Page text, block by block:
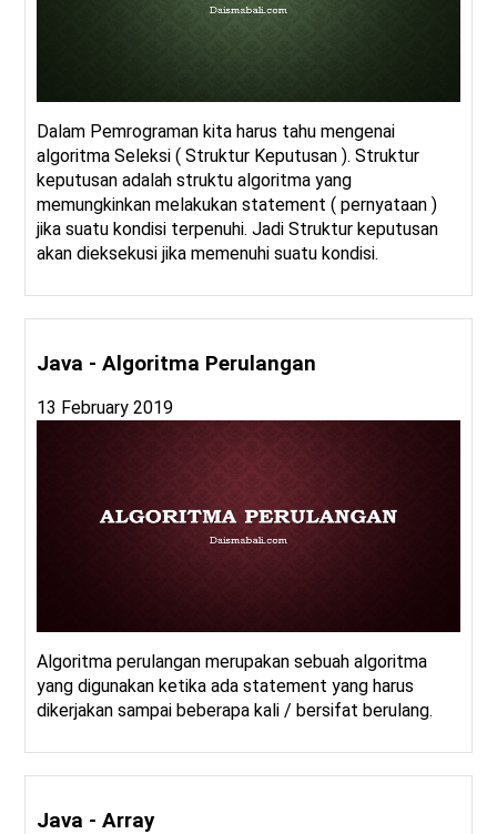
Dalam Pemrograman kita harus tahu mengenai
algoritma Seleksi ( Struktur Keputusan ). Struktur
keputusan adalah struktu algoritma yang
memungkinkan melakukan statement ( pernyataan )
jika suatu kondisi terpenuhi. Jadi Struktur keputusan
akan dieksekusi jika memenuhi suatu kondisi.
Java - Algoritma Perulangan
13 February 2019
Algoritma perulangan merupakan sebuah algoritma
yang digunakan ketika ada statement yang harus
dikerjakan sampai beberapa kali / bersifat berulang.
Java - Array